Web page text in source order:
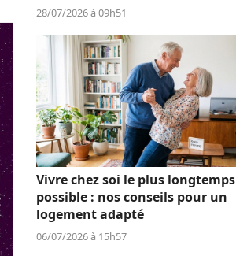
28/07/2026 à 09h51
Vivre chez soi le plus longtemps
possible : nos conseils pour un
logement adapté
06/07/2026 à 15h57